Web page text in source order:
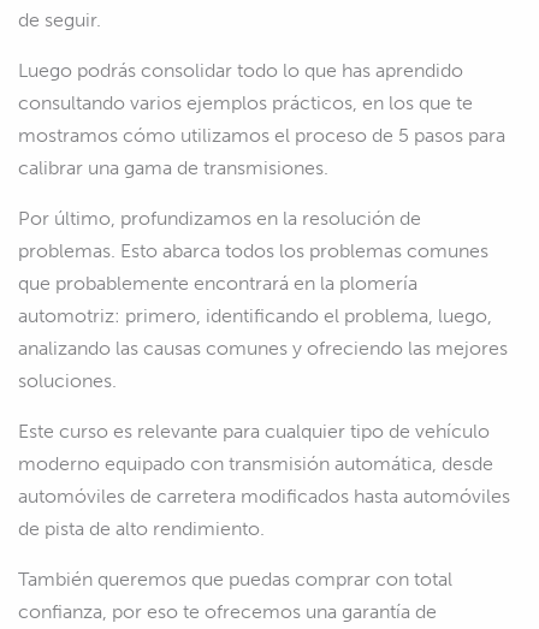
de seguir.
Luego podrás consolidar todo lo que has aprendido
consultando varios ejemplos prácticos, en los que te
mostramos cómo utilizamos el proceso de 5 pasos para
calibrar una gama de transmisiones.
Por último, profundizamos en la resolución de
problemas. Esto abarca todos los problemas comunes
que probablemente encontrará en la plomería
automotriz: primero, identificando el problema, luego,
analizando las causas comunes y ofreciendo las mejores
soluciones.
Este curso es relevante para cualquier tipo de vehículo
moderno equipado con transmisión automática, desde
automóviles de carretera modificados hasta automóviles
de pista de alto rendimiento.
También queremos que puedas comprar con total
confianza, por eso te ofrecemos una garantía de